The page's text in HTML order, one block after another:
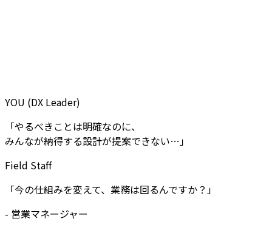
YOU (DX Leader)
「やるべきことは明確なのに、
みんなが納得する設計が提案できない…」
Field Staff
「今の仕組みを変えて、業務は回るんですか？」
- 営業マネージャー